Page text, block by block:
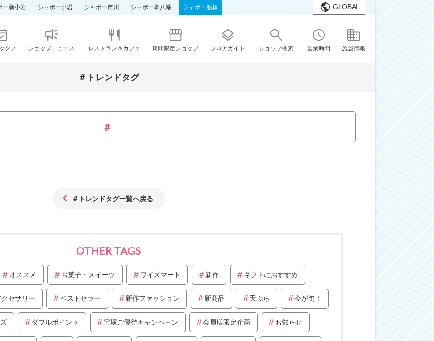
ー新小岩 シャポー小岩 シャポー市川 シャポー本八幡 シャポー船橋 GLOBAL
クス ショップニュース レストラン＆カフェ 期間限定ショップ フロアガイド ショップ検索 営業時間 施設情報
＃トレンドタグ
＃トレンドタグ一覧へ戻る
OTHER TAGS
オススメ お菓子・スイーツ ワイズマート 新作 ギフトにおすすめ
セサリー ベストセラー 新作ファッション 新商品 天ぷら 今が旬！
ダブルポイント 宝塚ご優待キャンペーン 会員様限定企画 お知らせ